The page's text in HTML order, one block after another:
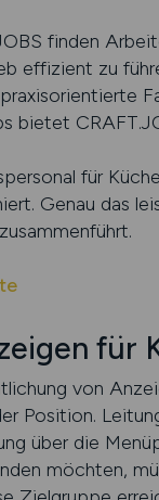
finden
effizient zu
bietet
für
Genau das
für
von
Position.
über die
möchten,